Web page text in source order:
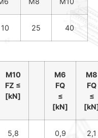
10 25 40
M10
FZ ≤
[kN]
M6
FQ
≤
[kN]
M8
FQ
≤
5,8 0,9 2,1